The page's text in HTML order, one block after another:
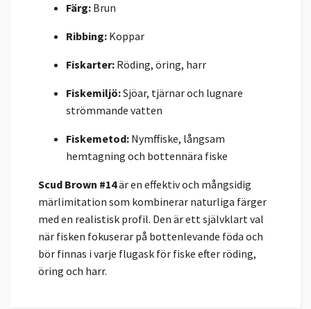
Färg: Brun
Ribbing: Koppar
Fiskarter: Röding, öring, harr
Fiskemiljö:Sjöar, tjärnar och lugnare
strömmande vatten
Fiskemetod: Nymffiske, långsam
hemtagning och bottennära fiske
Scud Brown #14är en effektiv och mångsidig
märlimitation som kombinerar naturliga färger
med en realistisk profil. Den är ett självklart val
när fisken fokuserar på bottenlevande föda och
bör finnas i varje flugask för fiske efter röding,
öring och harr.